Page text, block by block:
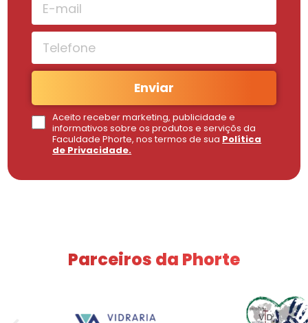
Aceito receber marketing, publicidade e
informativos sobre os produtos e serviçõs da
Faculdade Phorte, nos termos de sua Política
de Privacidade.
Enviar
Parceiros da Phorte